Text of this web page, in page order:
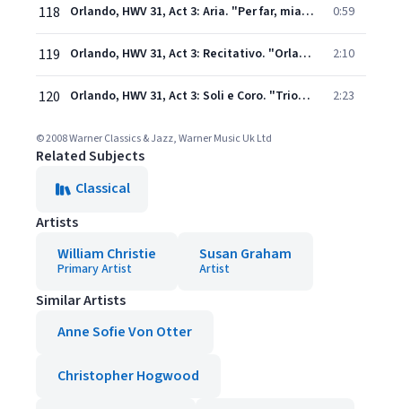
118 Orlando, HWV 31, Act 3: Aria. "Per far, mia diletta" (Orlando, Angelica) 0:59
119 Orlando, HWV 31, Act 3: Recitativo. "Orlando si mora" - "Dei viver ancora" - Accompagnato. "Vinse incanti" (Orlando, Angelica, Medoro, Dorinda, Zoroastro) 2:10
120 Orlando, HWV 31, Act 3: Soli e Coro. "Trionfa oggi 'l mio cor" (Orlando, Angelica, Medoro, Dorinda, Zoroastro) 2:23
© 2008 Warner Classics & Jazz, Warner Music Uk Ltd
Related Subjects
Classical
Artists
William Christie
Primary Artist
Susan Graham
Artist
Similar Artists
Anne Sofie Von Otter
Christopher Hogwood